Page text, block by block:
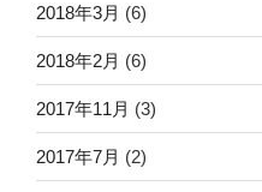
2018年3月 (6)
2018年2月 (6)
2017年11月 (3)
2017年7月 (2)